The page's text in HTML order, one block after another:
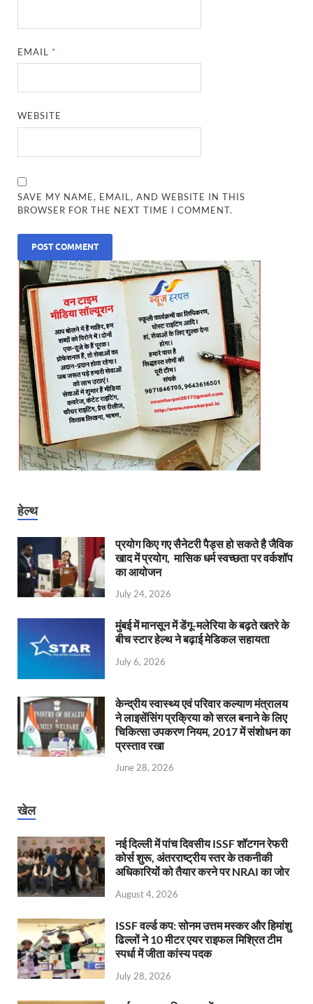
EMAIL *
WEBSITE
SAVE MY NAME, EMAIL, AND WEBSITE IN THIS
BROWSER FOR THE NEXT TIME I COMMENT.
हेल्थ
प्रयोग किए गए सैनेटरी पैड्स हो सकते है जैविक
खाद में प्रयोग, मासिक धर्म स्वच्छता पर वर्कशॉप
का आयोजन
July 24, 2026
मुंबई में मानसून में डेंगू-मलेरिया के बढ़ते खतरे के
बीच स्टार हेल्थ ने बढ़ाई मेडिकल सहायता
July 6, 2026
केन्‍द्रीय स्वास्थ्य एवं परिवार कल्याण मंत्रालय
ने लाइसेंसिंग प्रक्रिया को सरल बनाने के लिए
चिकित्सा उपकरण नियम, 2017 में संशोधन का
प्रस्ताव रखा
June 28, 2026
खेल
नई दिल्ली में पांच दिवसीय ISSF शॉटगन रेफरी
कोर्स शुरू, अंतरराष्ट्रीय स्तर के तकनीकी
अधिकारियों को तैयार करने पर NRAI का जोर
August 4, 2026
ISSF वर्ल्ड कप: सोनम उत्तम मस्कर और हिमांशु
ढिल्लों ने 10 मीटर एयर राइफल मिश्रित टीम
स्पर्धा में जीता कांस्य पदक
July 28, 2026